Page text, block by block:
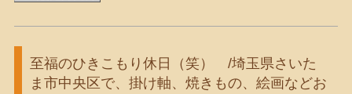
至福のひきこもり休日（笑） /埼玉県さいた
ま市中央区で、掛け軸、焼きもの、絵画などお